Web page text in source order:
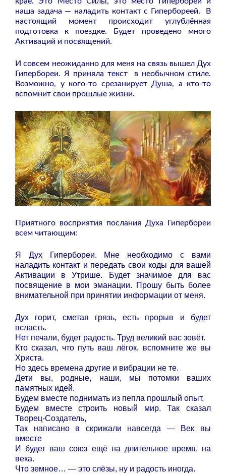
наша задача — наладить контакт с Гипербореей. В
настоящий момент происходит углублённая
подготовка к поездке. Будет проведено много
Активаций и посвящений.
И совсем неожиданно для меня на связь вышел Дух
Гипербореи. Я приняла текст в необычном стиле.
Возможно, у кого-то срезанирует Душа, а кто-то
вспомнит свои прошлые жизни.
Приятного восприятия послания Духа Гипербореи
всем читающим:
Я Дух Гипербореи. Мне необходимо с вами
наладить контакт и передать свои коды для вашей
Активации в Утрише. Будет значимое для вас
посвящение в мои эманации. Прошу быть более
внимательной при принятии информации от меня.
Дух горит, сметая грязь, есть прорыв и будет
всласть.
Нет печали, будет радость. Труд великий вас зовёт.
Кто сказал, что путь ваш лёгок, вспомните же вы
Христа.
Но здесь времена другие и вибрации не те.
Дети вы, родные, наши, мы потомки ваших
памятных идей.
Будем вместе поднимать из пепла прошлый опыт,
Будем вместе строить новый мир. Так сказал
Творец-Создатель,
Так написано в скрижали навсегда — Век вы
вместе
И будет ваш союз ещё на длительное время, на
века.
Что земное… — это слёзы, ну и радость иногда.